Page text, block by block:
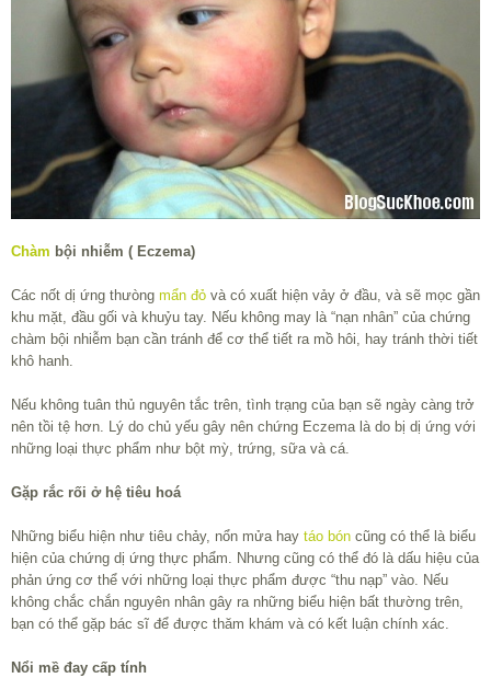
Chàm bội nhiễm ( Eczema)
Các nốt dị ứng thưòng mẩn đỏ và có xuất hiện vảy ở đầu, và sẽ mọc gần
khu mặt, đầu gối và khuỷu tay. Nếu không may là “nạn nhân” của chứng
chàm bội nhiễm bạn cần tránh để cơ thể tiết ra mồ hôi, hay tránh thời tiết
khô hanh.
Nếu không tuân thủ nguyên tắc trên, tình trạng của bạn sẽ ngày càng trở
nên tồi tệ hơn. Lý do chủ yếu gây nên chứng Eczema là do bị dị ứng với
những loại thực phẩm như bột mỳ, trứng, sữa và cá.
Gặp rắc rối ở hệ tiêu hoá
Những biểu hiện như tiêu chảy, nổn mửa hay táo bón cũng có thể là biểu
hiện của chứng dị ứng thực phẩm. Nhưng cũng có thể đó là dấu hiệu của
phản ứng cơ thể với những loại thực phẩm được “thu nạp” vào. Nếu
không chắc chắn nguyên nhân gây ra những biểu hiện bất thường trên,
bạn có thể gặp bác sĩ để được thăm khám và có kết luận chính xác.
Nổi mề đay cấp tính